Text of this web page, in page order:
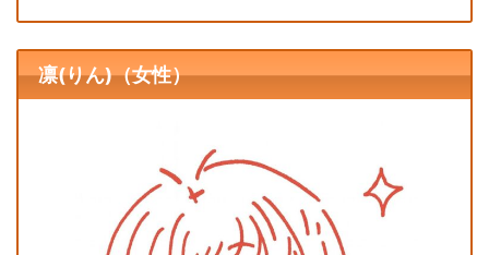
凛(りん)（女性）